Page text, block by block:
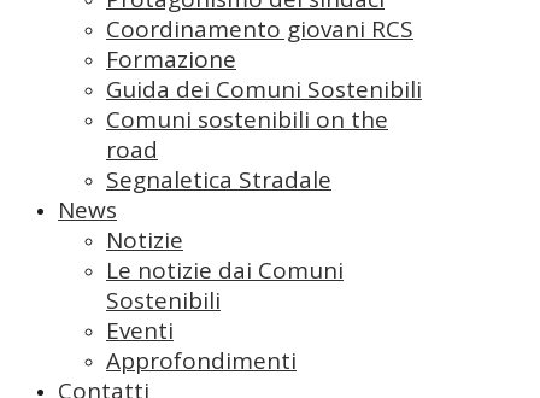
Coordinamento giovani RCS
Formazione
Guida dei Comuni Sostenibili
Comuni sostenibili on the
road
Segnaletica Stradale
News
Notizie
Le notizie dai Comuni
Sostenibili
Eventi
Approfondimenti
Contatti